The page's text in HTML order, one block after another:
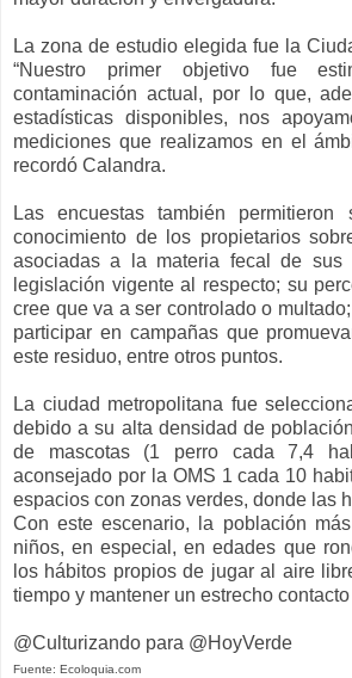
La zona de estudio elegida fue la
“Nuestro primer objetivo fue
contaminación actual, por lo que,
estadísticas disponibles, nos
mediciones que realizamos en el
recordó Calandra.
Las encuestas también
conocimiento de los propietarios
asociadas a la materia fecal de sus
legislación vigente al respecto; su
cree que va a ser controlado o
participar en campañas que
este residuo, entre otros puntos.
La ciudad metropolitana fue
debido a su alta densidad de
de mascotas (1 perro cada 7,4
aconsejado por la OMS 1 cada 10
espacios con zonas verdes, donde las
Con este escenario, la población
niños, en especial, en edades que
los hábitos propios de jugar al aire
tiempo y mantener un estrecho
@Culturizando para @HoyVerde
Fuente: Ecoloquia.com